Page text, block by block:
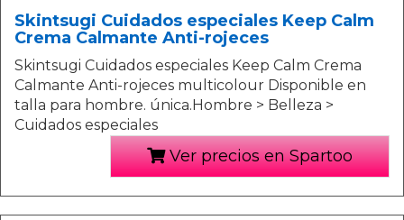
Skintsugi Cuidados especiales Keep Calm
Crema Calmante Anti-rojeces
Skintsugi Cuidados especiales Keep Calm Crema
Calmante Anti-rojeces multicolour Disponible en
talla para hombre. única.Hombre > Belleza >
Cuidados especiales
Ver precios en Spartoo